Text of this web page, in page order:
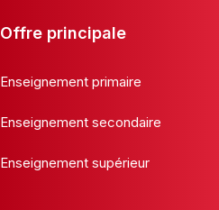
Offre principale
Enseignement primaire
Enseignement secondaire
Enseignement supérieur